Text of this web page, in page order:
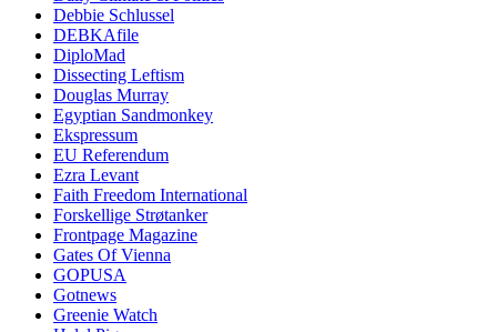
Debbie Schlussel
DEBKAfile
DiploMad
Dissecting Leftism
Douglas Murray
Egyptian Sandmonkey
Ekspressum
EU Referendum
Ezra Levant
Faith Freedom International
Forskellige Strøtanker
Frontpage Magazine
Gates Of Vienna
GOPUSA
Gotnews
Greenie Watch